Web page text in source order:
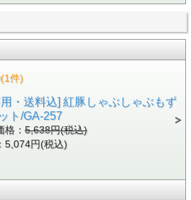
件)
用・送料込] 紅豚しゃぶしゃぶもず
ト/GA-257
格：5,638円(税込)
5,074円(税込)